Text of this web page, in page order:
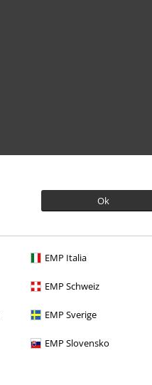
Ok
EMP Italia
EMP Schweiz
EMP Sverige
EMP Slovensko